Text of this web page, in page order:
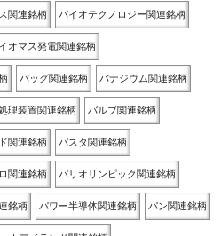
関連銘柄 バイオテクノロジー関連銘柄
オマス発電関連銘柄
バッグ関連銘柄 バナジウム関連銘柄
理装置関連銘柄 バルブ関連銘柄
関連銘柄 パスタ関連銘柄
関連銘柄 パリオリンピック関連銘柄
銘柄 パワー半導体関連銘柄 パン関連銘柄